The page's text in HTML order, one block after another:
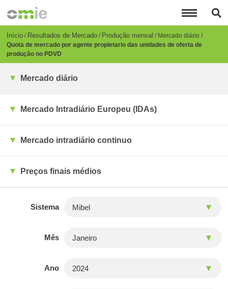
para
conteúdo
principal
Breadcrumb
Início Resultados de Mercado Produção mensal
Mercado diário
Quota de mercado por agente propietario das unidades de oferta de
produção no PDVD
Mercado diário
Mercado Intradiário Europeu (IDAs)
Mercado intradiário continuo
Preços finais médios
Sistema
Mês
Ano